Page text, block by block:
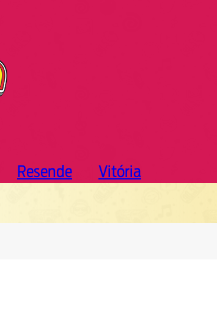
Resende Vitória